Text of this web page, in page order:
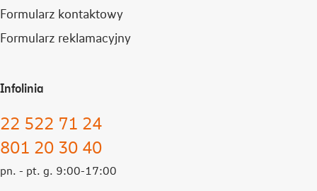
Formularz kontaktowy
Formularz reklamacyjny
Infolinia
22 522 71 24
801 20 30 40
pn. - pt. g. 9:00-17:00